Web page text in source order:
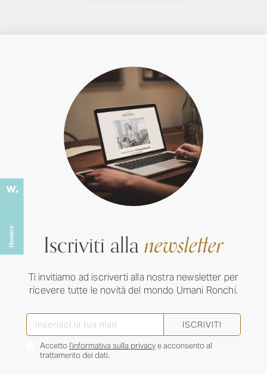
Iscriviti allanewsletter
Ti invitiamo ad iscriverti alla nostra newsletter per
ricevere tutte le novità del mondo Umani Ronchi.
ISCRIVITI
Accetto l’informativa sulla privacye acconsento al
trattamento dei dati.